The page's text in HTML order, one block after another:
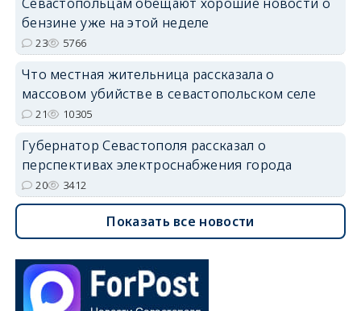
бензине уже на этой неделе
23 5766
Что местная жительница рассказала о
массовом убийстве в севастопольском селе
21 10305
Губернатор Севастополя рассказал о
перспективах электроснабжения города
20 3412
Показать все новости